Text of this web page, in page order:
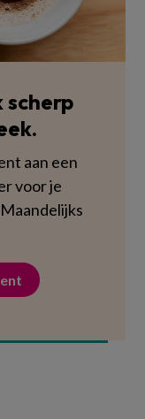
aan een
voor je